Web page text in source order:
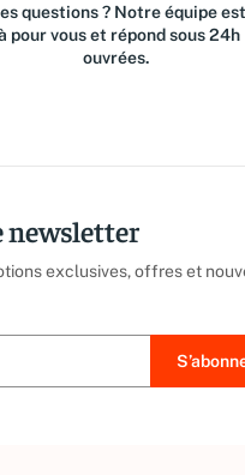
questions ? Notre équipe est
pour vous et répond sous 24h
ouvrées.
newsletter
exclusives, offres et